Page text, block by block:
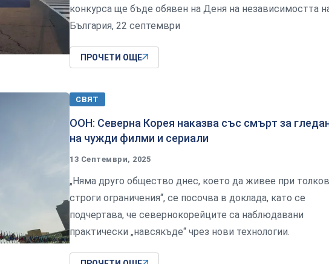
конкурса ще бъде обявен на Деня на независимостта
България, 22 септември
ПРОЧЕТИ ОЩЕ
СВЯТ
ООН: Северна Корея наказва със смърт за
на чужди филми и сериали
13 Септември, 2025
„Няма друго общество днес, което да живее при
строги ограничения“, се посочва в доклада, като се
подчертава, че севернокорейците са наблюдавани
практически „навсякъде“ чрез нови технологии.